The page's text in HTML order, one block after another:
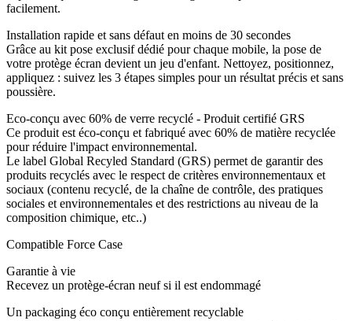
facilement.
Installation rapide et sans défaut en moins de 30 secondes
Grâce au kit pose exclusif dédié pour chaque mobile, la pose de
votre protège écran devient un jeu d'enfant. Nettoyez, positionnez,
appliquez : suivez les 3 étapes simples pour un résultat précis et sans
poussière.
Eco-conçu avec 60% de verre recyclé - Produit certifié GRS
Ce produit est éco-conçu et fabriqué avec 60% de matière recyclée
pour réduire l'impact environnemental.
Le label Global Recyled Standard (GRS) permet de garantir des
produits recyclés avec le respect de critères environnementaux et
sociaux (contenu recyclé, de la chaîne de contrôle, des pratiques
sociales et environnementales et des restrictions au niveau de la
composition chimique, etc..)
Compatible Force Case
Garantie à vie
Recevez un protège-écran neuf si il est endommagé
Un packaging éco conçu entièrement recyclable